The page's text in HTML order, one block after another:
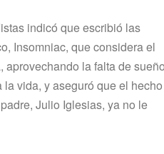
indicó que escribió las
Insomniac, que considera el
aprovechando la falta de
vida, y aseguró que el hecho
Julio Iglesias, ya no le